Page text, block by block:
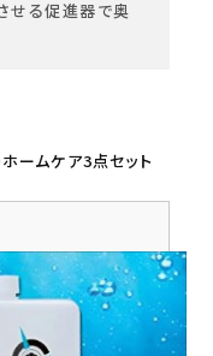
せる促進器で奥
ームケア3点セット